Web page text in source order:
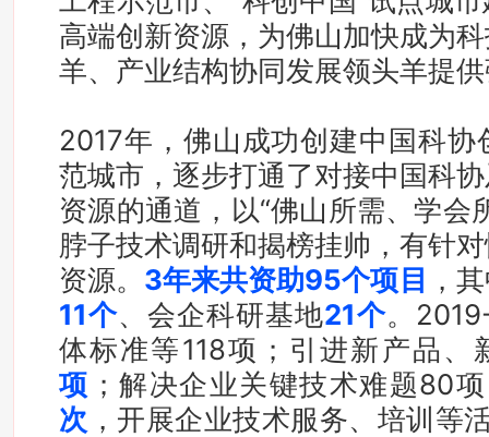
高端创新资源，为佛山加快成为
羊、产业结构协同发展领头羊提
2017年，佛山成功创建中国科协
范城市，逐步打通了对接中国科
资源的通道，以“佛山所需、学会
脖子技术调研和揭榜挂帅，有针
资源。 3年来共资助95个项目 ，
11个、会企科研基地21个。
体标准等118项；引进新产品、
项 ；解决企业关键技术难题80
次 ，开展企业技术服务、培训等